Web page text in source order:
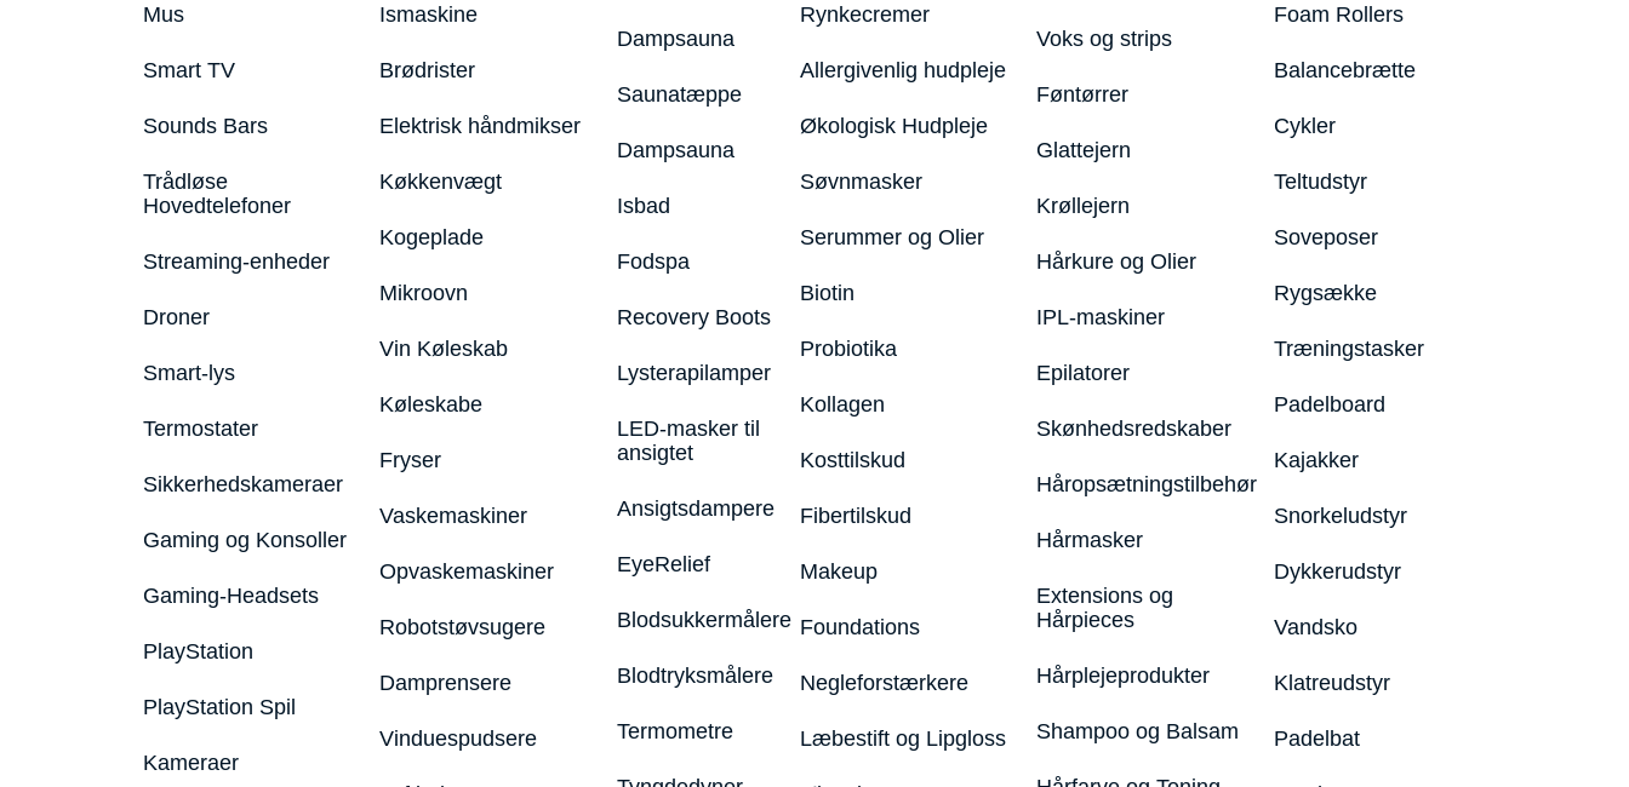
Mus
Smart TV
Sounds Bars
Trådløse
Hovedtelefoner
Streaming-enheder
Droner
Smart-lys
Termostater
Sikkerhedskameraer
Gaming og Konsoller
Gaming-Headsets
PlayStation
PlayStation Spil
Kameraer
Ismaskine
Brødrister
Elektrisk håndmikser
Køkkenvægt
Kogeplade
Mikroovn
Vin Køleskab
Køleskabe
Fryser
Vaskemaskiner
Opvaskemaskiner
Robotstøvsugere
Damprensere
Vinduespudsere
Dampsauna
Saunatæppe
Dampsauna
Isbad
Fodspa
Recovery Boots
Lysterapilamper
LED-masker til
ansigtet
Ansigtsdampere
EyeRelief
Blodsukkermålere
Blodtryksmålere
Termometre
Rynkecremer
Allergivenlig hudpleje
Økologisk Hudpleje
Søvnmasker
Serummer og Olier
Biotin
Probiotika
Kollagen
Kosttilskud
Fibertilskud
Makeup
Foundations
Negleforstærkere
Læbestift og Lipgloss
Voks og strips
Føntørrer
Glattejern
Krøllejern
Hårkure og Olier
IPL-maskiner
Epilatorer
Skønhedsredskaber
Håropsætningstilbehør
Hårmasker
Extensions og
Hårpieces
Hårplejeprodukter
Shampoo og Balsam
Foam Rollers
Balancebrætte
Cykler
Teltudstyr
Soveposer
Rygsække
Træningstasker
Padelboard
Kajakker
Snorkeludstyr
Dykkerudstyr
Vandsko
Klatreudstyr
Padelbat